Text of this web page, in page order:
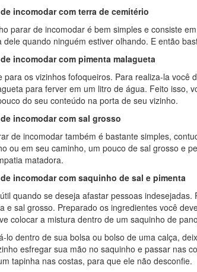
incomodar com terra de cemitério
parar de incomodar é bem simples e consiste
quando ninguém estiver olhando. E então
incomodar com pimenta malagueta
para os vizinhos fofoqueiros. Para realiza-la você
para ferver em um litro de água. Feito isso,
do seu conteúdo na porta de seu vizinho.
incomodar com sal grosso
de incomodar também é bastante simples,
ou em seu caminho, um pouco de sal grosso e
matadora.
incomodar com saquinho de sal e pimenta
quando se deseja afastar pessoas
e sal grosso. Preparado os ingredientes você
colocar a mistura dentro de um saquinho de
lo dentro de sua bolsa ou bolso de uma calça,
esfregar sua mão no saquinho e passar nas
tapinha nas costas, para que ele não desconfie.